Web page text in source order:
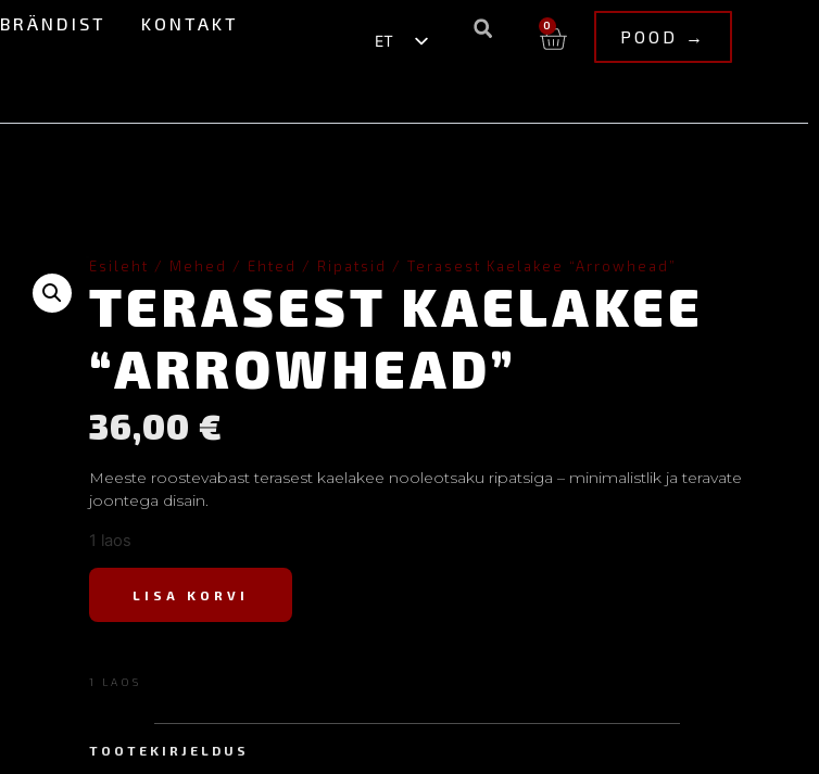
BRÄNDIST KONTAKT
ET
0
POOD →
Esileht / Mehed / Ehted / Ripatsid / Terasest Kaelakee “Arrowhead”
TERASEST KAELAKEE
“ARROWHEAD”
36,00 €
Meeste roostevabast terasest kaelakee nooleotsaku ripatsiga – minimalistlik ja teravate
joontega disain.
1 laos
LISA KORVI
1 LAOS
TOOTEKIRJELDUS